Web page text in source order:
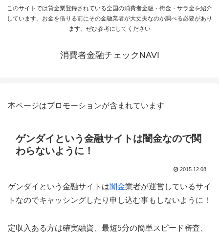
このサイトでは貸金業登録されている全国の消費者金融・街金・サラ金を紹介
しています。お金を借りる前にその金融業者が大丈夫なのか調べる必要があり
ます。ぜひ参考にしてください
消費者金融チェックNAVI
本ページはプロモーションが含まれています
ゲンダイという金融サイトは闇金なので関
わらないように！
2015.12.08
ゲンダイという金融サイトは闇金業者が運営しているサイ
トなのでキャッシングしたり申し込む事もしないように！
定収入ある方は確実融資、最短5分の簡単スピード審査、